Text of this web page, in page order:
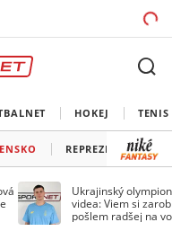
HOKEJ TENIS
REPREZENTÁCIE
Ukrajinský
videa: Viem si
pošlem radšej na